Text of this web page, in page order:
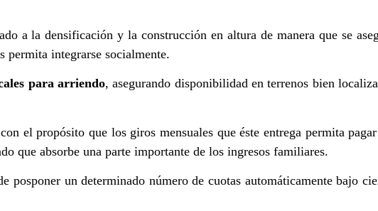
a la densificación y la construcción en altura de manera que se
permita integrarse socialmente.
para arriendo, asegurando disponibilidad en terrenos bien
el propósito que los giros mensuales que éste entrega permita
que absorbe una parte importante de los ingresos familiares.
un determinado número de cuotas automáticamente bajo